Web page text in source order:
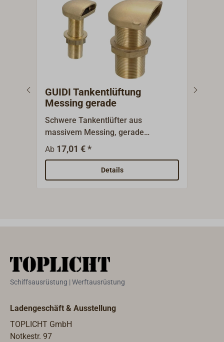
GUIDI Tankentlüftung
Messing gerade
Schwere Tankentlüfter aus
massivem Messing, gerade
Ausführung, mit BSP-Gewinde.
Ab 17,01 € *
Details
Schiffsausrüstung | Werftausrüstung
Ladengeschäft & Ausstellung
TOPLICHT GmbH
Notkestr. 97